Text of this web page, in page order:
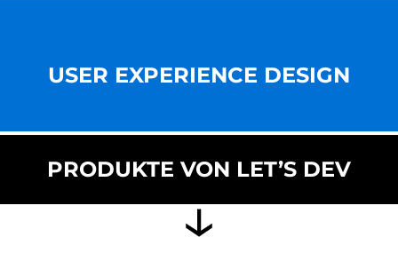
USER EXPERIENCE DESIGN
PRODUKTE VON LET’S DEV